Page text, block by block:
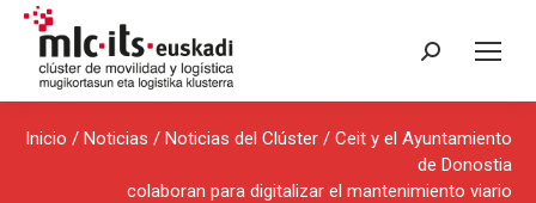
Buscar:
Inicio / Noticias / Noticias del Clúster / Ceit y el Ayuntamiento
de Donostia
colaboran para digitalizar el mantenimiento viario